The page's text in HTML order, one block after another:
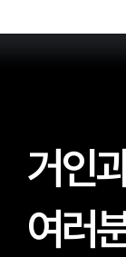
거인
여러